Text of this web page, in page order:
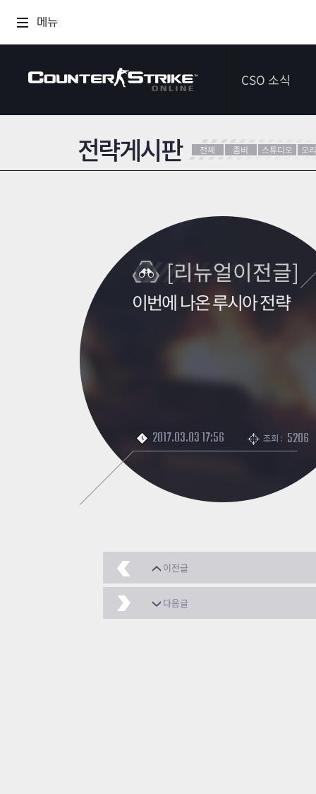
메뉴
CSO 소식
공지사항
전략게시판 전체 좀비 스튜디오 오
[리뉴얼이전글]
이번에 나온 루시아 전략
2017.03.03 17:56 조회 : 5206
이전글
Ep.3 루시아
다음글